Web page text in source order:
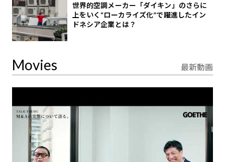
世界的空調メーカー「ダイキン」のさらに
上をいく“ローカライズ化”で躍進したイン
ドネシア企業とは？
Movies 最新動画